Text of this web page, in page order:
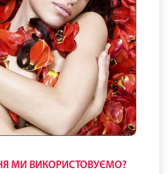
МИ ВИКОРИСТОВУЄМО?